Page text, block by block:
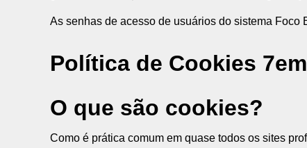
As senhas de acesso de usuários do sistema Foco
Política de Cookies
O que são cookies?
Como é prática comum em quase todos os sites